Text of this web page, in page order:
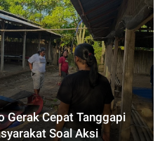
Gerak Cepat Tanggapi
Soal Aksi